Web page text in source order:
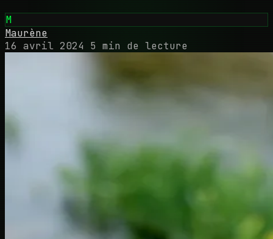
M
Maurène
16 avril 2024
5 min de lecture